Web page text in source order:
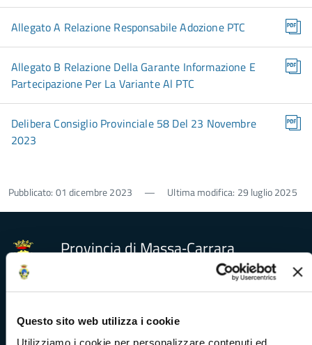
Questo sito web utilizza i cookie
Allegato A Relazione Responsabile Adozione PTC
Allegato B Relazione Della Garante Informazione E
Partecipazione Per La Variante Al PTC
Delibera Consiglio Provinciale 58 Del 23 Novembre
2023
Pubblicato: 01 dicembre 2023 — Ultima modifica: 29 luglio 2025
Provincia di Massa‑Carrara
Trasparenza e Accessibilità